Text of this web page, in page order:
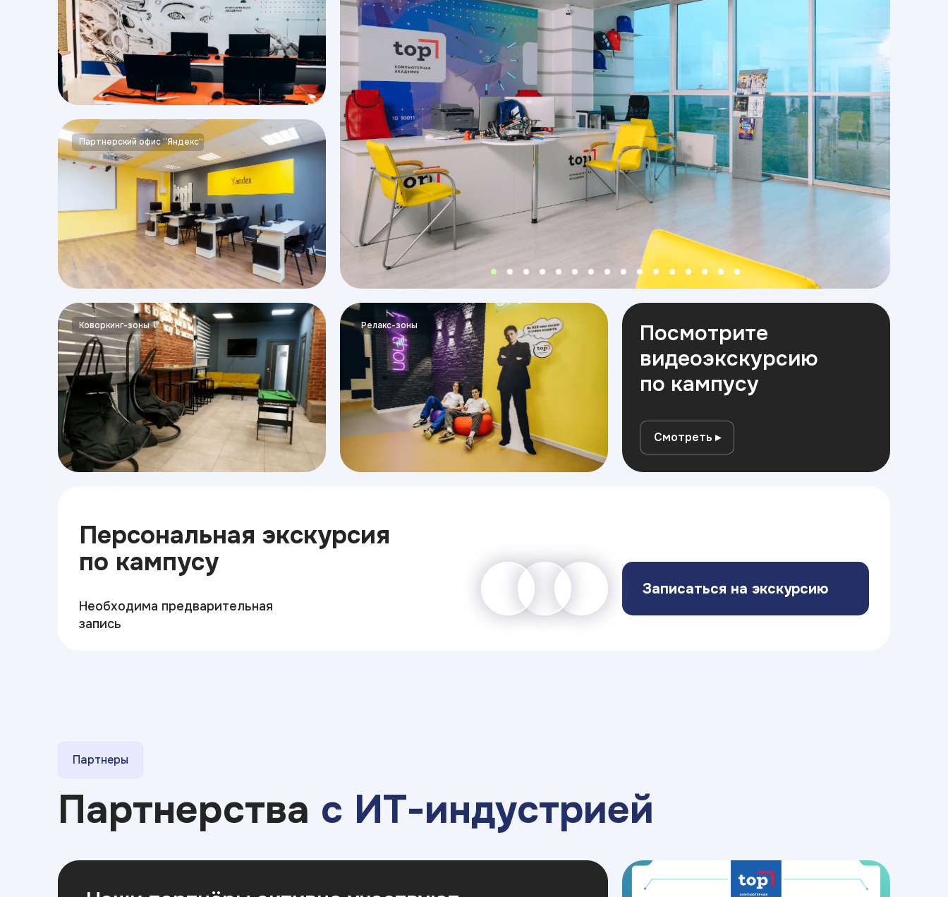
Записаться на экскурсию
Необходима предварительная
запись
Персональная экскурсия
по кампусу
Партнерский офис “Яндекс”
Коворкинг-зоны Релакс-зоны
Смотреть ▸
Посмотрите
видеоэкскурсию
по кампусу
Партнерства с ИТ-индустрией
Партнеры